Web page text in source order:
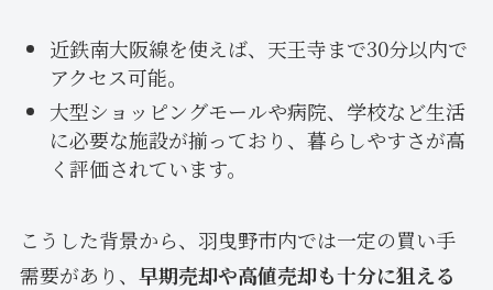
近鉄南大阪線を使えば、天王寺まで30分以内で
アクセス可能。
大型ショッピングモールや病院、学校など生活
に必要な施設が揃っており、暮らしやすさが高
く評価されています。
こうした背景から、羽曳野市内では一定の買い手
需要があり、 早期売却や高値売却も十分に狙える